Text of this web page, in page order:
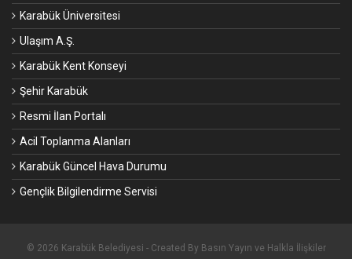
Karabük Üniversitesi
Ulaşım A.Ş.
Karabük Kent Konseyi
Şehir Karabük
Resmi İlan Portalı
Acil Toplanma Alanları
Karabük Güncel Hava Durumu
Gençlik Bilgilendirme Servisi
© 2026 Karabük Belediyesi - Created By Basın Yayın ve Halkla İlişkiler